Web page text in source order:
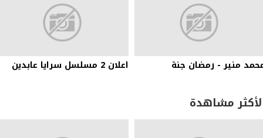
منير - رمضان جنة اعلان 2 مسلسل سرايا عابدين
مشاهدة